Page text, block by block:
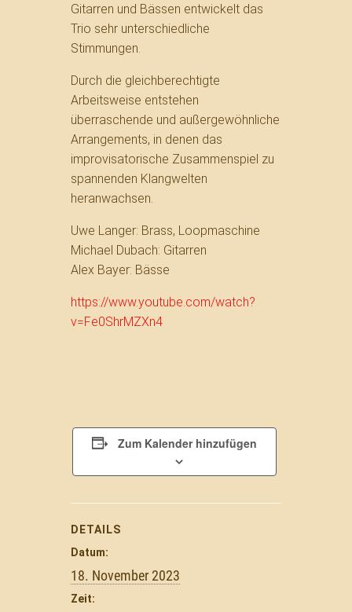
Gitarren und Bässen entwickelt das
Trio sehr unterschiedliche
Stimmungen.
Durch die gleichberechtigte
Arbeitsweise entstehen
überraschende und außergewöhnliche
Arrangements, in denen das
improvisatorische Zusammenspiel zu
spannenden Klangwelten
heranwachsen.
Uwe Langer: Brass, Loopmaschine
Michael Dubach: Gitarren
Alex Bayer: Bässe
https://www.youtube.com/watch?
v=Fe0ShrMZXn4
Zum Kalender hinzufügen
DETAILS
Datum:
18. November 2023
Zeit: